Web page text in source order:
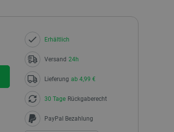
Erhältlich
Versand 24h
Lieferung ab 4,99 €
30 Tage Rückgaberecht
PayPal Bezahlung